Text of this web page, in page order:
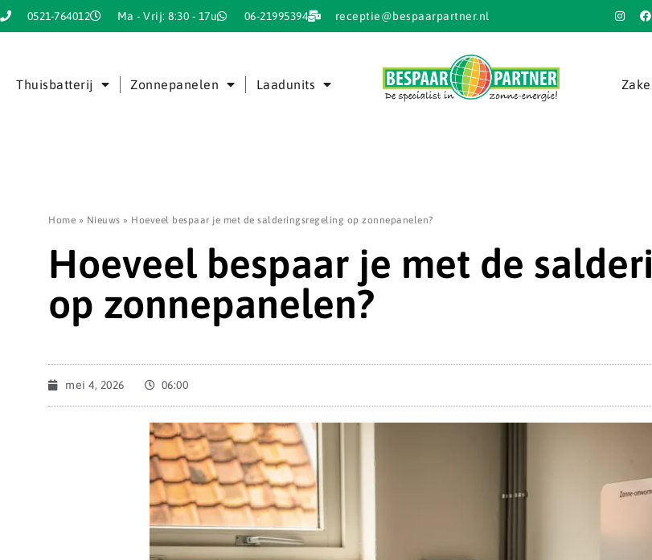
0521-764012 Ma - Vrij: 8:30 - 17u 06-21995394 receptie@bespaarpartner.nl
Thuisbatterij Zonnepanelen Laadunits
Home » Nieuws » Hoeveel bespaar je met de salderingsregeling op zonnepanelen?
Hoeveel bespaar je met de
op zonnepanelen?
mei 4, 2026 06:00